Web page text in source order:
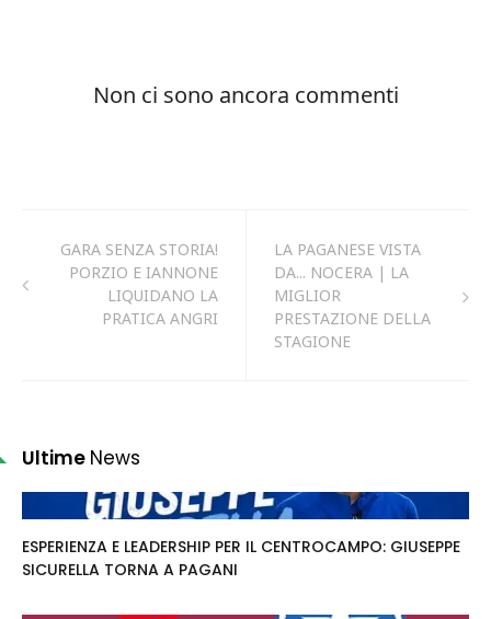
GARA SENZA STORIA!
PORZIO E IANNONE
LIQUIDANO LA
PRATICA ANGRI
LA PAGANESE VISTA
DA... NOCERA | LA
MIGLIOR
PRESTAZIONE DELLA
STAGIONE
Ultime News
ESPERIENZA E LEADERSHIP PER IL CENTROCAMPO: GIUSEPPE
SICURELLA TORNA A PAGANI